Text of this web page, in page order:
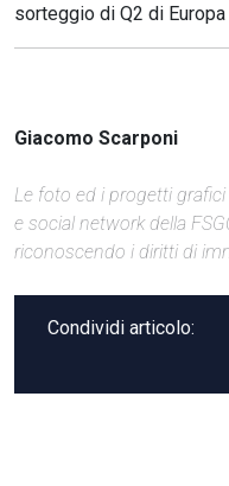
sorteggio di Q2 di
Giacomo Scarponi
Le foto ed i progetti
e social network della
riconoscendo i diritti di
Condividi articolo: